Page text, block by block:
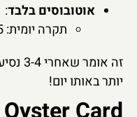
אוטובוסים בלבד:
תקרה יומית: 4.95 פאונד
זה
יותר באותו יום!